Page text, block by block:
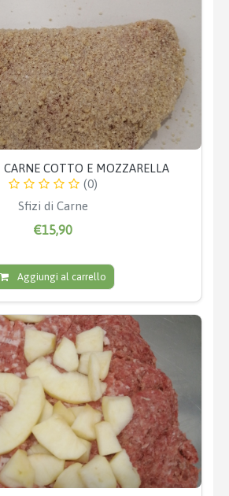
COTTO E MOZZARELLA
(0)
Sfizi di Carne
€15,90
Aggiungi al carrello